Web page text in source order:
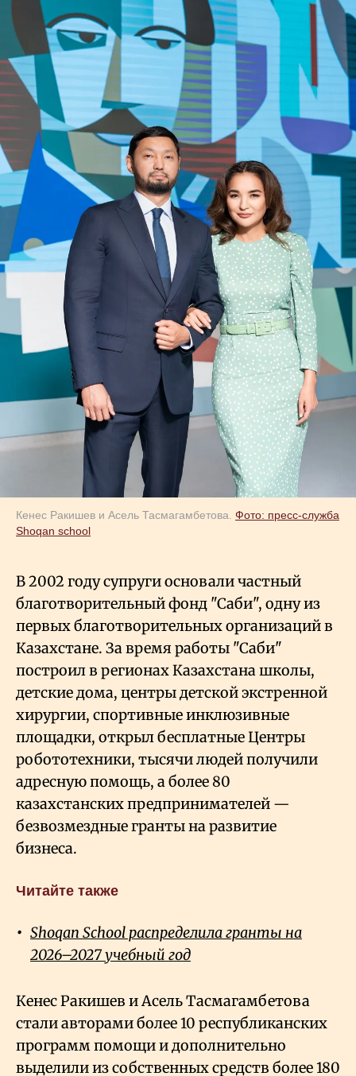
Кенес Ракишев и Асель Тасмагамбетова. Фото: пресс-служба
Shoqan school
В 2002 году супруги основали частный
благотворительный фонд "Саби", одну из
первых благотворительных организаций в
Казахстане. За время работы "Саби"
построил в регионах Казахстана школы,
детские дома, центры детской экстренной
хирургии, спортивные инклюзивные
площадки, открыл бесплатные Центры
робототехники, тысячи людей получили
адресную помощь, а более 80
казахстанских предпринимателей —
безвозмездные гранты на развитие
бизнеса.
Читайте также
Shoqan School распределила гранты на
2026–2027 учебный год
Кенес Ракишев и Асель Тасмагамбетова
стали авторами более 10 республиканских
программ помощи и дополнительно
выделили из собственных средств более 180